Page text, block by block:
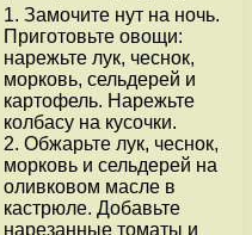
1. Замочите нут на ночь.
Приготовьте овощи:
нарежьте лук, чеснок,
морковь, сельдерей и
картофель. Нарежьте
колбасу на кусочки.
2. Обжарьте лук, чеснок,
морковь и сельдерей на
оливковом масле в
кастрюле. Добавьте
нарезанные томаты и